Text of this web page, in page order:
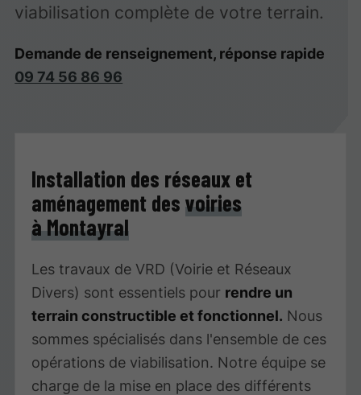
viabilisation complète de votre terrain.
Demande de renseignement, réponse rapide
09 74 56 86 96
Installation des réseaux et
aménagement des voiries
à Montayral
Les travaux de VRD (Voirie et Réseaux
Divers) sont essentiels pour rendre un
terrain constructible et fonctionnel. Nous
sommes spécialisés dans l'ensemble de ces
opérations de viabilisation. Notre équipe se
charge de la mise en place des différents